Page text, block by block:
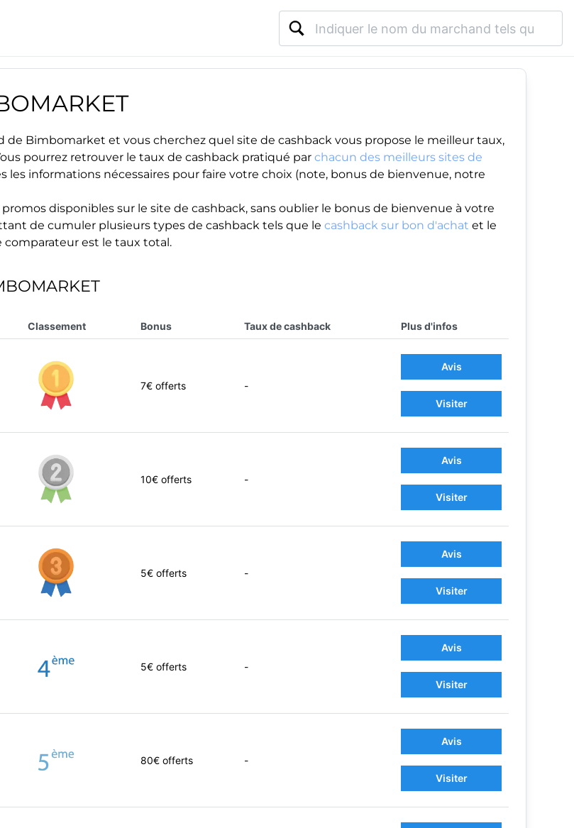
de Bimbomarket et vous cherchez quel site de cashback vous propose le meilleur taux,
pourrez retrouver le taux de cashback pratiqué par chacun des meilleurs sites de
les informations nécessaires pour faire votre choix (note, bonus de bienvenue, notre
promos disponibles sur le site de cashback, sans oublier le bonus de bienvenue à votre
de cumuler plusieurs types de cashback tels que le cashback sur bon d'achat et le
comparateur est le taux total.
Classement Bonus Taux de cashback Plus d'infos
7€ offerts -
Avis
Visiter
10€ offerts -
Avis
Visiter
5€ offerts -
Avis
Visiter
5€ offerts -
Avis
Visiter
80€ offerts -
Avis
Visiter